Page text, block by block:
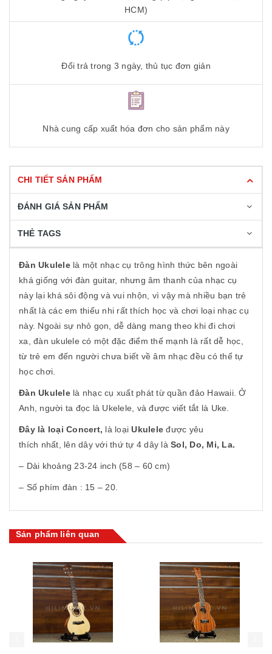
HCM)
Đổi trả trong 3 ngày, thủ tục đơn giản
Nhà cung cấp xuất hóa đơn cho sản phẩm này
CHI TIẾT SẢN PHẨM
ĐÁNH GIÁ SẢN PHẨM
THẺ TAGS
Đàn Ukulelelà một nhạc cụ trông hình thức bên ngoài
khá giống với đàn guitar, nhưng âm thanh của nhạc cụ
này lại khá sôi động và vui nhộn, vì vậy mà nhiều bạn trẻ
nhất là các em thiếu nhi rất thích học và chơi loại nhạc cụ
này. Ngoài sự nhỏ gọn, dễ dàng mang theo khi đi chơi
xa, đàn ukulele có một đặc điểm thế mạnh là rất dễ học,
từ trẻ em đến người chưa biết về âm nhạc đều có thể tự
học chơi.
Đàn Ukulelelà nhạc cụ xuất phát từ quần đảo Hawaii. Ở
Anh, người ta đọc là Ukelele, và được viết tắt là Uke.
Đây là loại Concert, là loạiUkulele được yêu
thích nhất, lên dây với thứ tự 4 dây là Sol, Do, Mi, La.
– Dài khoảng 23-24 inch (58 – 60 cm)
– Số phím đàn : 15 – 20.
Sản phẩm liên quan